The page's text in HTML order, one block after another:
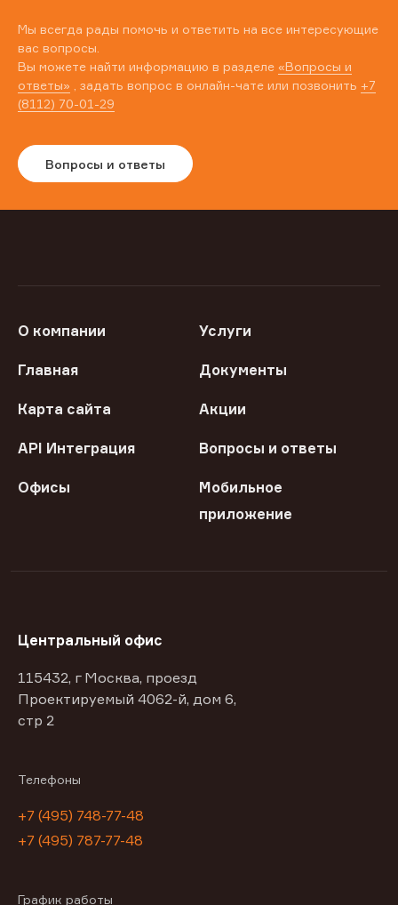
Мы всегда рады помочь и ответить на все интересующие
вас вопросы.
Вы можете найти информацию в разделе «Вопросы и
ответы» , задать вопрос в онлайн-чате или позвонить +7
(8112) 70-01-29
Вопросы и ответы
О компании Услуги
Главная Документы
Карта сайта Акции
API Интеграция Вопросы и ответы
Офисы
Мобильное
приложение
Центральный офис
115432, г Москва, проезд
Проектируемый 4062-й, дом 6,
стр 2
Телефоны
+7 (495) 748-77-48
+7 (495) 787-77-48
График работы